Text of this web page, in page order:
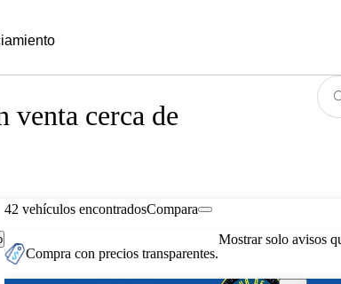
venta cerca de
42 vehículos encontradosCompara
Compra con precios transparentes.
Mostrar solo avisos